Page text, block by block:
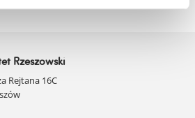
Rzeszowski
Rejtana 16C